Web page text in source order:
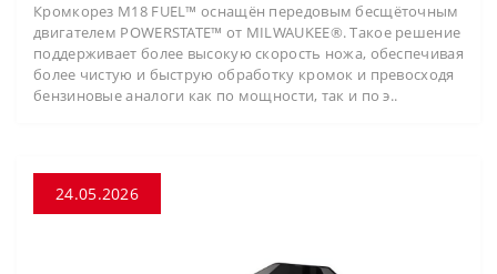
Кромкорез M18 FUEL™ оснащён передовым бесщёточным
двигателем POWERSTATE™ от MILWAUKEE®. Такое решение
поддерживает более высокую скорость ножа, обеспечивая
более чистую и быструю обработку кромок и превосходя
бензиновые аналоги как по мощности, так и по э..
24.05.2026